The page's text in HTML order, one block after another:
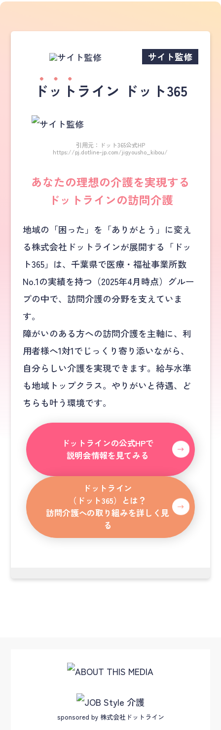
サイト監修
ドットライン ドット365
引用元：ドット365公式HP
https://pj.dotline-jp.com/jigyousho_kibou/
あなたの理想の介護を実現する
ドットラインの訪問介護
地域の「困った」を「ありがとう」に変え
る株式会社ドットラインが展開する「ドッ
ト365」は、千葉県で医療・福祉事業所数
No.1の実績を持つ（2025年4月時点）グルー
プの中で、訪問介護の分野を支えていま
す。
障がいのある方への訪問介護を主軸に、利
用者様へ1対1でじっくり寄り添いながら、
自分らしい介護を実現できます。給与水準
も地域トップクラス。やりがいと待遇、ど
ちらも叶う環境です。
ドットラインの公式HPで
説明会情報を見てみる
ドットライン
（ドット365）とは？
訪問介護への取り組みを詳しく見
る
sponsored by 株式会社ドットライン